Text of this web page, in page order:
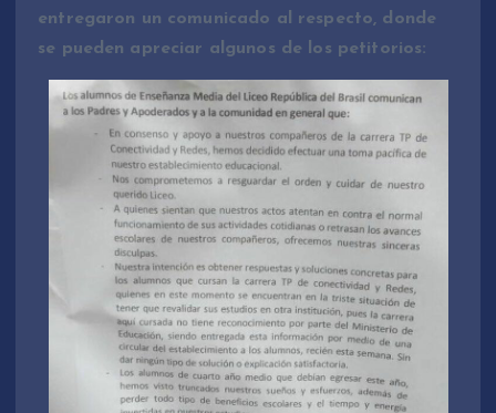
entregaron un comunicado al respecto, donde
se pueden apreciar algunos de los petitorios: